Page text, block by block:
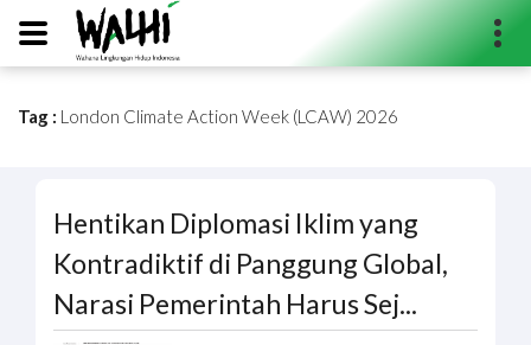
Search...
Tag : London Climate Action Week (LCAW) 2026
Hentikan Diplomasi Iklim yang
Kontradiktif di Panggung Global,
Narasi Pemerintah Harus Sej...